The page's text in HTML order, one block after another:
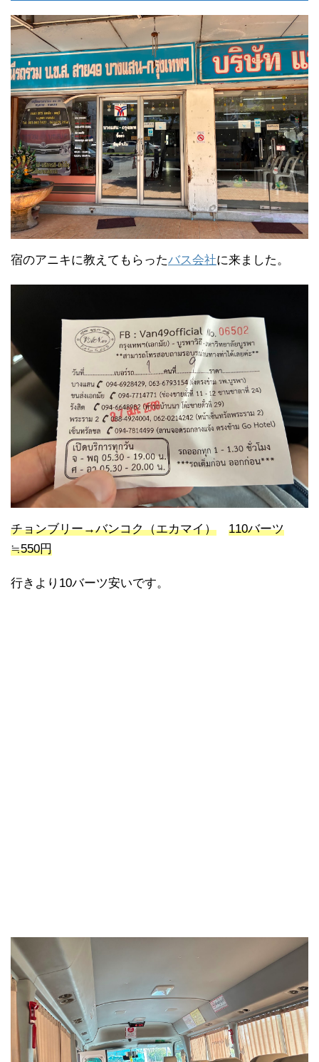
宿のアニキに教えてもらったバス会社に来ました。
チョンブリー→バンコク（エカマイ）
110バーツ
≒550円
行きより10バーツ安いです。